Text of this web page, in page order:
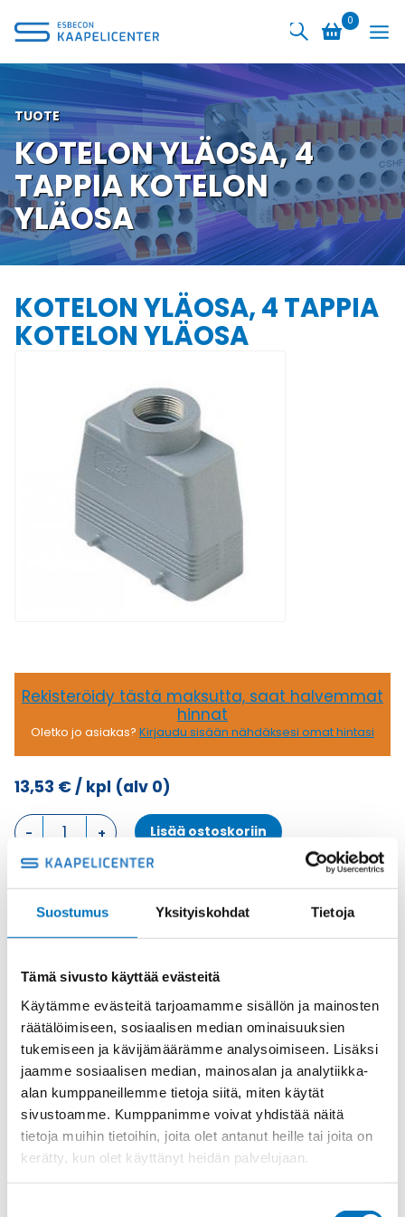
Suostumus Yksityiskohdat Tietoja
Tämä sivusto käyttää evästeitä
Käytämme evästeitä tarjoamamme sisällön ja mainosten
räätälöimiseen, sosiaalisen median ominaisuuksien
tukemiseen ja kävijämäärämme analysoimiseen. Lisäksi
jaamme sosiaalisen median, mainosalan ja analytiikka-
alan kumppaneillemme tietoja siitä, miten käytät
sivustoamme. Kumppanimme voivat yhdistää näitä
tietoja muihin tietoihin, joita olet antanut heille tai joita on
kerätty, kun olet käyttänyt heidän palvelujaan.
sisältöön
0
TUOTE
KOTELON YLÄOSA, 4
TAPPIA KOTELON
YLÄOSA
KOTELON YLÄOSA, 4 TAPPIA
KOTELON YLÄOSA
Rekisteröidy tästä maksutta, saat halvemmat
hinnat
Oletko jo asiakas? Kirjaudu sisään nähdäksesi omat hintasi
13,53 €/ kpl (alv 0)
KOTELON
YLÄOSA,
4
YLÄOSA
määrä
Lisää ostoskoriin
Metalli
Osasto ILME -moninapaliittimet,Kotelon yläosa,Kotelot
Toimitusaika: 1-7 päivää
Toimituskulut 35kg:n asti 25€.
Yli 35kg:n toimituskulut toteutuneiden kulujen mukaan.
Valmistaja
ILME S.p.A
Koko
size "77.27"
Materiaali
Metalli
Käyttölämpötila
'-40 °C...+125 °C